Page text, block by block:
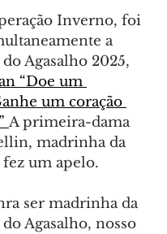
Inverno, foi
a
Agasalho 2025,
“Doe um
um coração
A primeira-dama
madrinha da
um apelo.
ser madrinha da
Agasalho, nosso